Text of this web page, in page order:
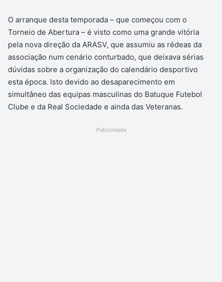
O arranque desta temporada – que começou com o
Torneio de Abertura – é visto como uma grande vitória
pela nova direção da ARASV, que assumiu as rédeas da
associação num cenário conturbado, que deixava sérias
dúvidas sobre a organização do calendário desportivo
esta época. Isto devido ao desaparecimento em
simultâneo das equipas masculinas do Batuque Futebol
Clube e da Real Sociedade e ainda das Veteranas.
Publicidade